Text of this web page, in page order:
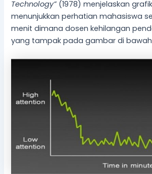
Technology”(1978) menjelaskan
menunjukkan perhatian mahasiswa
menit dimana dosen kehilangan
yang tampak pada gambar di bawah